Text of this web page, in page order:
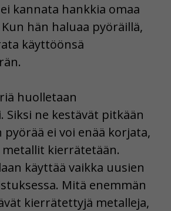
kannata hankkia omaa
hän haluaa pyöräillä,
käyttöönsä
huolletaan
Siksi ne kestävät pitkään
pyörää ei voi enää korjata,
kierrätetään.
käyttää vaikka uusien
Mitä enemmän
kierrätettyjä metalleja,